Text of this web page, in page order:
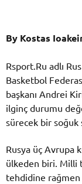
Βy Kostas
Rsport.Ru adlı
Basketbol
başkanı Andrei
ilginç durumu
sürecek bir soğuk
Rusya üç Avrupa
ülkeden biri. Milli
tehdidine rağmen